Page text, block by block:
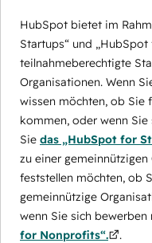
HubSpot bietet im
Startups“ und
teilnahmeberechtigte
Organisationen. Wenn
wissen möchten, ob Sie
kommen, oder wenn
Sie das „HubSpot for
zu einer
feststellen möchten, ob
gemeinnützige
wenn Sie sich bewerben
for Nonprofits“.
.